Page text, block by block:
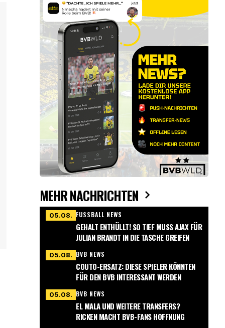
MEHR NACHRICHTEN
05.08. FUSSBALL NEWS
GEHALT ENTHÜLLT! SO TIEF MUSS AJAX FÜR
JULIAN BRANDT IN DIE TASCHE GREIFEN
05.08. BVB NEWS
COUTO-ERSATZ: DIESE SPIELER KÖNNTEN
FÜR DEN BVB INTERESSANT WERDEN
05.08. BVB NEWS
EL MALA UND WEITERE TRANSFERS?
RICKEN MACHT BVB-FANS HOFFNUNG